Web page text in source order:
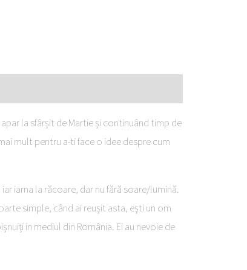
la sfârșit de Martie și continuând timp de
mult pentru a-ti face o idee despre cum
iarna la răcoare, dar nu fără soare/lumină.
simple, când ai reușit asta, ești un om
in mediul din România. Ei au nevoie de